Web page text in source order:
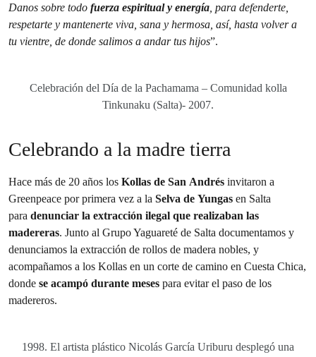
Danos sobre todo fuerza espiritual y energía, para defenderte,
respetarte y mantenerte viva, sana y hermosa, así, hasta volver a
tu vientre, de donde salimos a andar tus hijos”.
Celebración del Día de la Pachamama – Comunidad kolla
Tinkunaku (Salta)- 2007.
Celebrando a la madre tierra
Hace más de 20 años los Kollas de San Andrés invitaron a
Greenpeace por primera vez a la Selva de Yungas en Salta
para denunciar la extracción ilegal que realizaban las
madereras. Junto al Grupo Yaguareté de Salta documentamos y
denunciamos la extracción de rollos de madera nobles, y
acompañamos a los Kollas en un corte de camino en Cuesta Chica,
donde se acampó durante meses para evitar el paso de los
madereros.
1998. El artista plástico Nicolás García Uriburu desplegó una